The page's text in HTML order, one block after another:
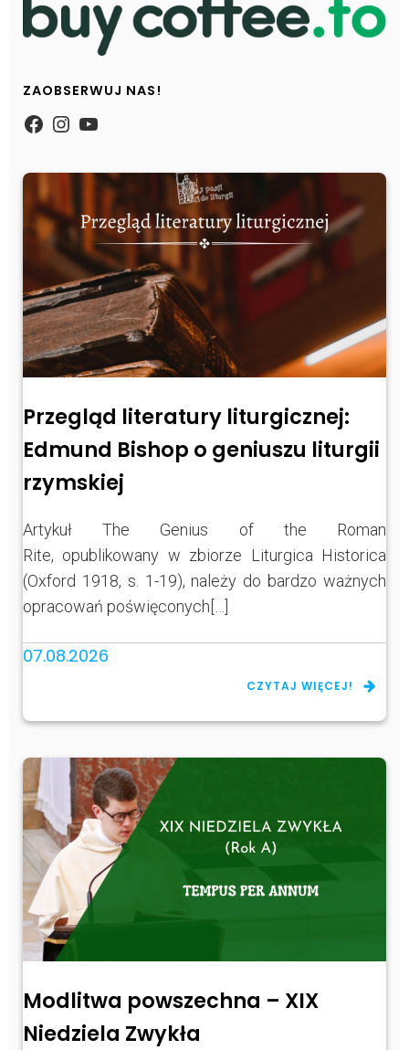
ZAOBSERWUJ NAS!
https://www.facebook.com/
Instagram
YouTube
Przegląd literatury liturgicznej:
Edmund Bishop o geniuszu liturgii
rzymskiej
Artykuł The Genius of the Roman
Rite, opublikowany w zbiorze Liturgica Historica
(Oxford 1918, s. 1-19), należy do bardzo ważnych
opracowań poświęconych[…]
07.08.2026
CZYTAJ WIĘCEJ!
Modlitwa powszechna – XIX
Niedziela Zwykła